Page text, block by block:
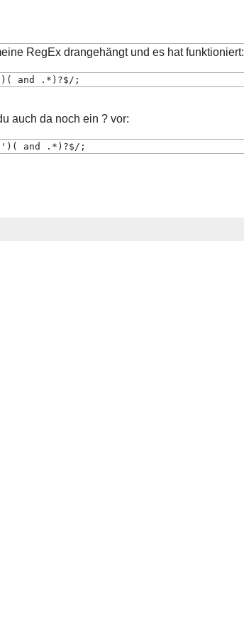
RegEx drangehängt und es hat funktioniert:
and .*)?$/;
auch da noch ein ? vor:
and .*)?$/;